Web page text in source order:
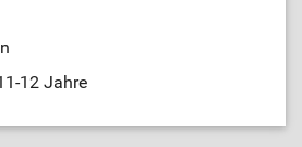
12 Jahre